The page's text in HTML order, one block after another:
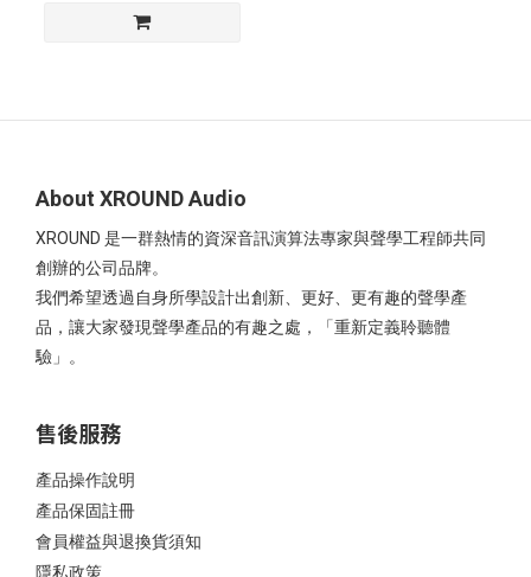
About XROUND Audio
XROUND 是一群熱情的資深音訊演算法專家與聲學工程師共同
創辦的公司品牌。
我們希望透過自身所學設計出創新、更好、更有趣的聲學產
品，讓大家發現聲學產品的有趣之處，「重新定義聆聽體
驗」。
售後服務
產品操作說明
產品保固註冊
會員權益與退換貨須知
隱私政策